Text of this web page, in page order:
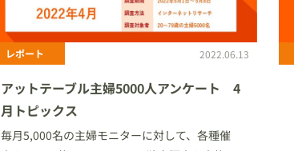
レポート 2022.06.13
アットテーブル主婦5000人アンケート 4
月トピックス
毎月5,000名の主婦モニターに対して、各種催